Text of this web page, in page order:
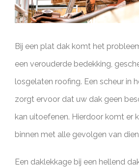
Bij een plat dak komt het
een verouderde bedekking,
losgelaten roofing. Een scheur in
zorgt ervoor dat uw dak geen
kan uitoefenen. Hierdoor komt er
binnen met alle gevolgen van
Een daklekkage bij een hellend